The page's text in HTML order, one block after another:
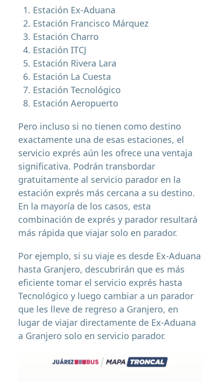
Estación Ex-Aduana
Estación Francisco Márquez
Estación Charro
Estación ITCJ
Estación Rivera Lara
Estación La Cuesta
Estación Tecnológico
Estación Aeropuerto
Pero incluso si no tienen como destino
exactamente una de esas estaciones, el
servicio exprés aún les ofrece una ventaja
significativa. Podrán transbordar
gratuitamente al servicio parador en la
estación exprés más cercana a su destino.
En la mayoría de los casos, esta
combinación de exprés y parador resultará
más rápida que viajar solo en parador.
Por ejemplo, si su viaje es desde Ex-Aduana
hasta Granjero, descubrirán que es más
eficiente tomar el servicio exprés hasta
Tecnológico y luego cambiar a un parador
que les lleve de regreso a Granjero, en
lugar de viajar directamente de Ex-Aduana
a Granjero solo en servicio parador.